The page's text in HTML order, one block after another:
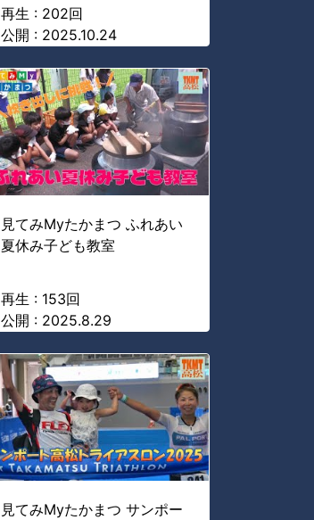
再生 : 202回
公開 : 2025.10.24
見てみMyたかまつ ふれあい
夏休み子ども教室
再生 : 153回
公開 : 2025.8.29
見てみMyたかまつ サンポー